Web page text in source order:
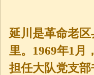
延川是革命老
里。1969年1月
担任大队党支